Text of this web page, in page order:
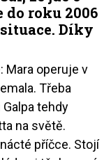
roku 2006
Díky
Mara operuje v
Třeba
tehdy
na světě.
příčce. Stojí